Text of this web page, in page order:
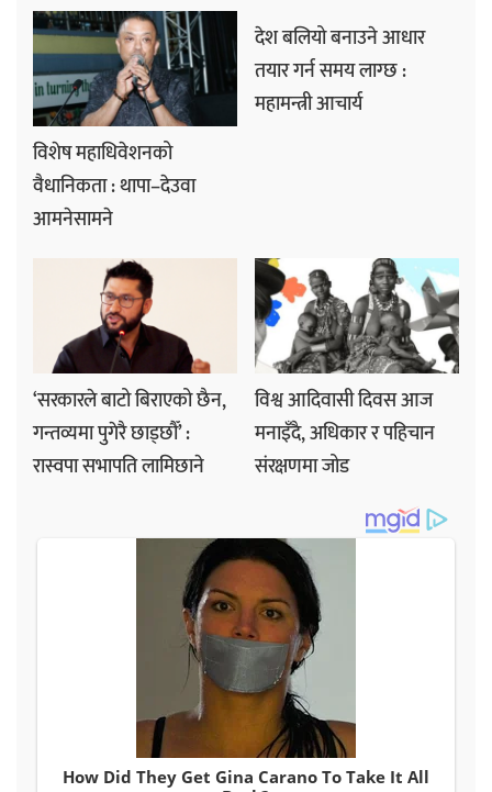
विशेष महाधिवेशनको
वैधानिकता : थापा–देउवा
आमनेसामने
देश बलियो बनाउने आधार
तयार गर्न समय लाग्छ :
महामन्त्री आचार्य
‘सरकारले बाटो बिराएको छैन,
गन्तव्यमा पुगेरै छाड्छौँ’ :
रास्वपा सभापति लामिछाने
विश्व आदिवासी दिवस आज
मनाइँदै, अधिकार र पहिचान
संरक्षणमा जोड